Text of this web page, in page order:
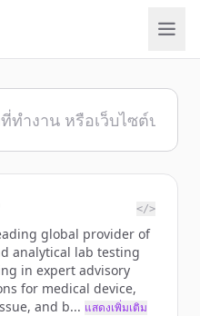
</>
global provider of
analytical lab testing
in expert advisory
for medical device,
and b... แสดงเพิ่มเติม